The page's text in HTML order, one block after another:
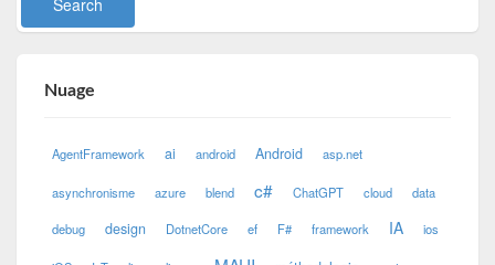
Nuage
AgentFramework ai android Android asp.net
asynchronisme azure blend c# ChatGPT cloud data
debug design DotnetCore ef F# framework IA ios